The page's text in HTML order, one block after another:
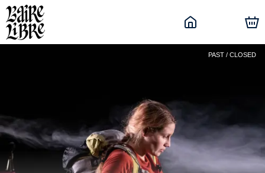
PAST / CLOSED